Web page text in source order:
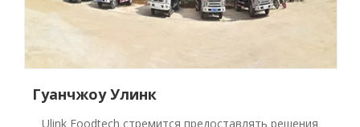
Гуанчжоу Улинк
Ulink Foodtech стремится предоставлять решения